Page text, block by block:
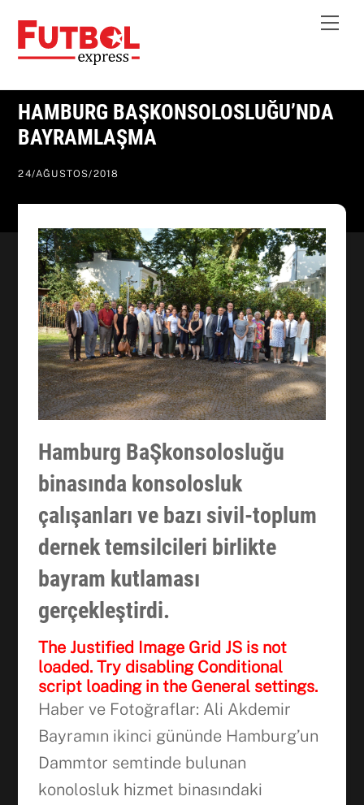
content
HAMBURG BAŞKONSOLOSLUĞU’NDA
BAYRAMLAŞMA
24/AĞUSTOS/2018
Hamburg BaŞkonsolosluğu
binasında konsolosluk
çalışanları ve bazı sivil-toplum
dernek temsilcileri birlikte
bayram kutlaması
gerçekleştirdi.
The Justified Image Grid JS is not
loaded. Try disabling Conditional
script loading in the General settings.
Haber ve Fotoğraflar: Ali Akdemir
Bayramın ikinci gününde Hamburg’un
Dammtor semtinde bulunan
konolosluk hizmet binasındaki